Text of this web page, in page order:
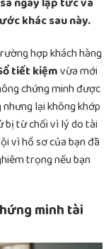
khác sau này.
hợp khách hàng
tiết kiệmvừa mới
chứng minh được
lại không khớp
bị từ chối vì lý do tài
vì hồ sơ của bạn đã
trọng nếu bạn
minh tài